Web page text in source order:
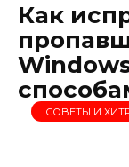
Как
СОВЕТЫ И